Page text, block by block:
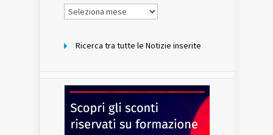
Notizie
per
Ricerca tra tutte le Notizie inserite